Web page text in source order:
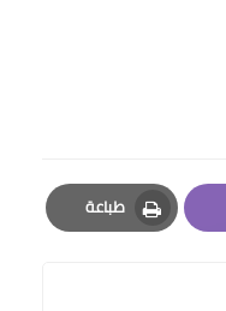
طباعة
Print